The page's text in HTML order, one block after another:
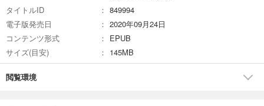
タイトルID
849994
電子版発売日
2020年09月24日
コンテンツ形式
EPUB
サイズ(目安)
145MB
閲覧環境